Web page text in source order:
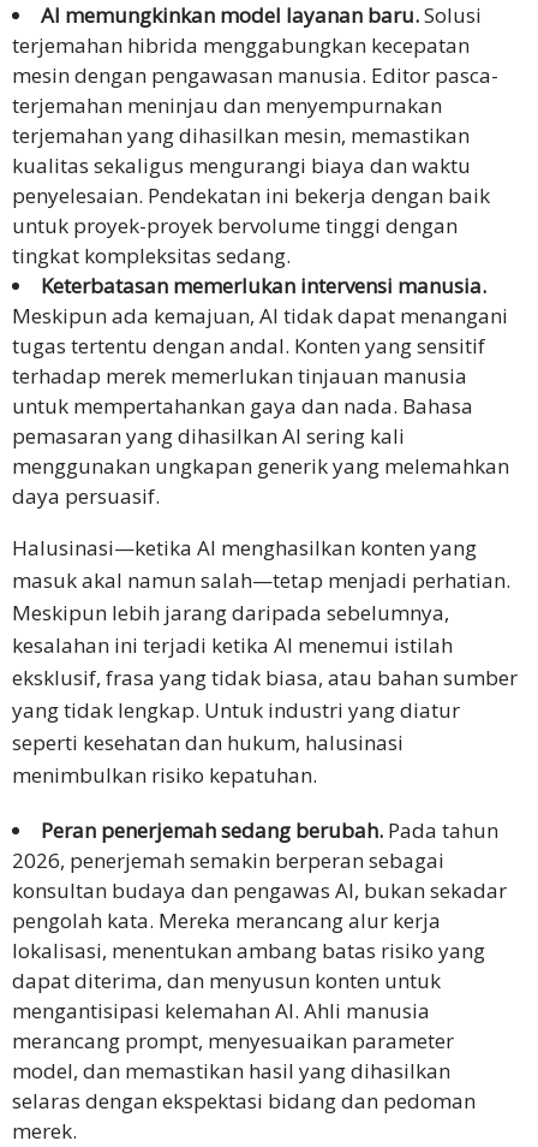
AI memungkinkan model layanan baru.Solusi
terjemahan hibrida menggabungkan kecepatan
mesin dengan pengawasan manusia. Editor pasca-
terjemahan meninjau dan menyempurnakan
terjemahan yang dihasilkan mesin, memastikan
kualitas sekaligus mengurangi biaya dan waktu
penyelesaian. Pendekatan ini bekerja dengan baik
untuk proyek-proyek bervolume tinggi dengan
tingkat kompleksitas sedang.
Keterbatasan memerlukan intervensi manusia.
Meskipun ada kemajuan, AI tidak dapat menangani
tugas tertentu dengan andal. Konten yang sensitif
terhadap merek memerlukan tinjauan manusia
untuk mempertahankan gaya dan nada. Bahasa
pemasaran yang dihasilkan AI sering kali
menggunakan ungkapan generik yang melemahkan
daya persuasif.
Halusinasi—ketika AI menghasilkan konten yang
masuk akal namun salah—tetap menjadi perhatian.
Meskipun lebih jarang daripada sebelumnya,
kesalahan ini terjadi ketika AI menemui istilah
eksklusif, frasa yang tidak biasa, atau bahan sumber
yang tidak lengkap. Untuk industri yang diatur
seperti kesehatan dan hukum, halusinasi
menimbulkan risiko kepatuhan.
Peran penerjemah sedang berubah. Pada tahun
2026, penerjemah semakin berperan sebagai
konsultan budaya dan pengawas AI, bukan sekadar
pengolah kata. Mereka merancang alur kerja
lokalisasi, menentukan ambang batas risiko yang
dapat diterima, dan menyusun konten untuk
mengantisipasi kelemahan AI. Ahli manusia
merancang prompt, menyesuaikan parameter
model, dan memastikan hasil yang dihasilkan
selaras dengan ekspektasi bidang dan pedoman
merek.